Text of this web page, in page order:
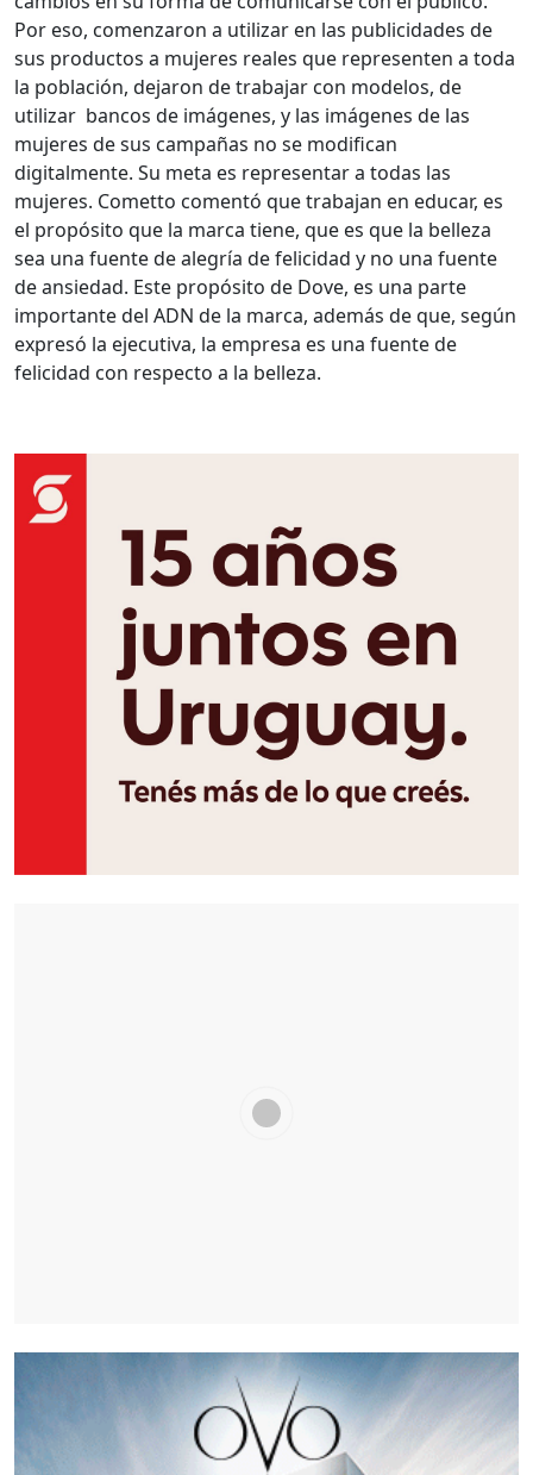
Por eso, comenzaron a utilizar en las publicidades de
sus productos a mujeres reales que representen a toda
la población, dejaron de trabajar con modelos, de
utilizar bancos de imágenes, y las imágenes de las
mujeres de sus campañas no se modifican
digitalmente. Su meta es representar a todas las
mujeres. Cometto comentó que trabajan en educar, es
el propósito que la marca tiene, que es que la belleza
sea una fuente de alegría de felicidad y no una fuente
de ansiedad. Este propósito de Dove, es una parte
importante del ADN de la marca, además de que, según
expresó la ejecutiva, la empresa es una fuente de
felicidad con respecto a la belleza.